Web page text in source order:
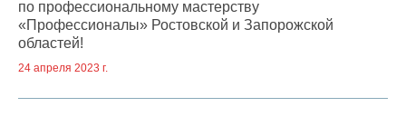
по профессиональному мастерству
«Профессионалы» Ростовской и Запорожской
областей!
24 апреля 2023 г.